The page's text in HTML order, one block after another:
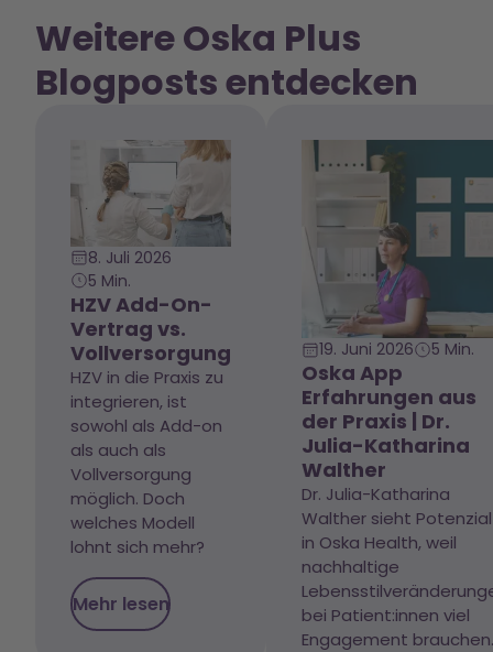
Weitere Oska Plus
Blogposts entdecken
8. Juli 2026
5 Min.
HZV Add-On-
Vertrag vs.
Vollversorgung
HZV in die Praxis zu
integrieren, ist
sowohl als Add-on
als auch als
Vollversorgung
möglich. Doch
welches Modell
lohnt sich mehr?
Mehr lesen
19. Juni 2026 5 Min.
Oska App
Erfahrungen aus
der Praxis | Dr.
Julia-Katharina
Walther
Dr. Julia-Katharina
Walther sieht Potenzial
in Oska Health, weil
nachhaltige
bei Patient:innen viel
Engagement brauchen.